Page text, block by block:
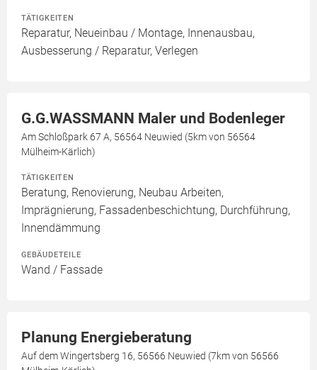
TÄTIGKEITEN
Reparatur, Neueinbau / Montage, Innenausbau,
Ausbesserung / Reparatur, Verlegen
G.G.WASSMANN Maler und Bodenleger
Am Schloßpark 67 A, 56564 Neuwied (5km von 56564
Mülheim-Kärlich)
TÄTIGKEITEN
Beratung, Renovierung, Neubau Arbeiten,
Imprägnierung, Fassadenbeschichtung, Durchführung,
Innendämmung
GEBÄUDETEILE
Wand / Fassade
Planung Energieberatung
Auf dem Wingertsberg 16, 56566 Neuwied (7km von 56566